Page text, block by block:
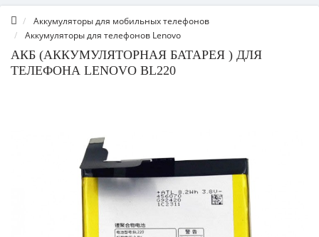
Аккумуляторы для мобильных телефонов
Аккумуляторы для телефонов Lenovo
АКБ (АККУМУЛЯТОРНАЯ БАТАРЕЯ ) ДЛЯ
ТЕЛЕФОНА LENOVO BL220